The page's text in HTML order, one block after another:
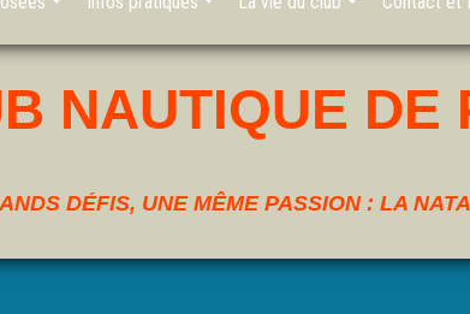
NAUTIQUE DE
DÉFIS, UNE MÊME PASSION : LA